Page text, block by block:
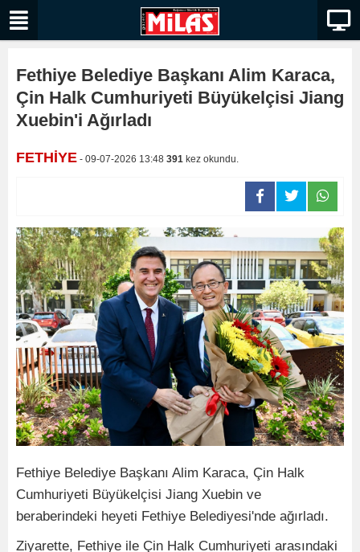
Fethiye Belediye Başkanı Alim Karaca,
Çin Halk Cumhuriyeti Büyükelçisi Jiang
Xuebin'i Ağırladı
FETHİYE - 09-07-2026 13:48 391 kez okundu.
Fethiye Belediye Başkanı Alim Karaca, Çin Halk
Cumhuriyeti Büyükelçisi Jiang Xuebin ve
beraberindeki heyeti Fethiye Belediyesi'nde ağırladı.
Ziyarette, Fethiye ile Çin Halk Cumhuriyeti arasındaki